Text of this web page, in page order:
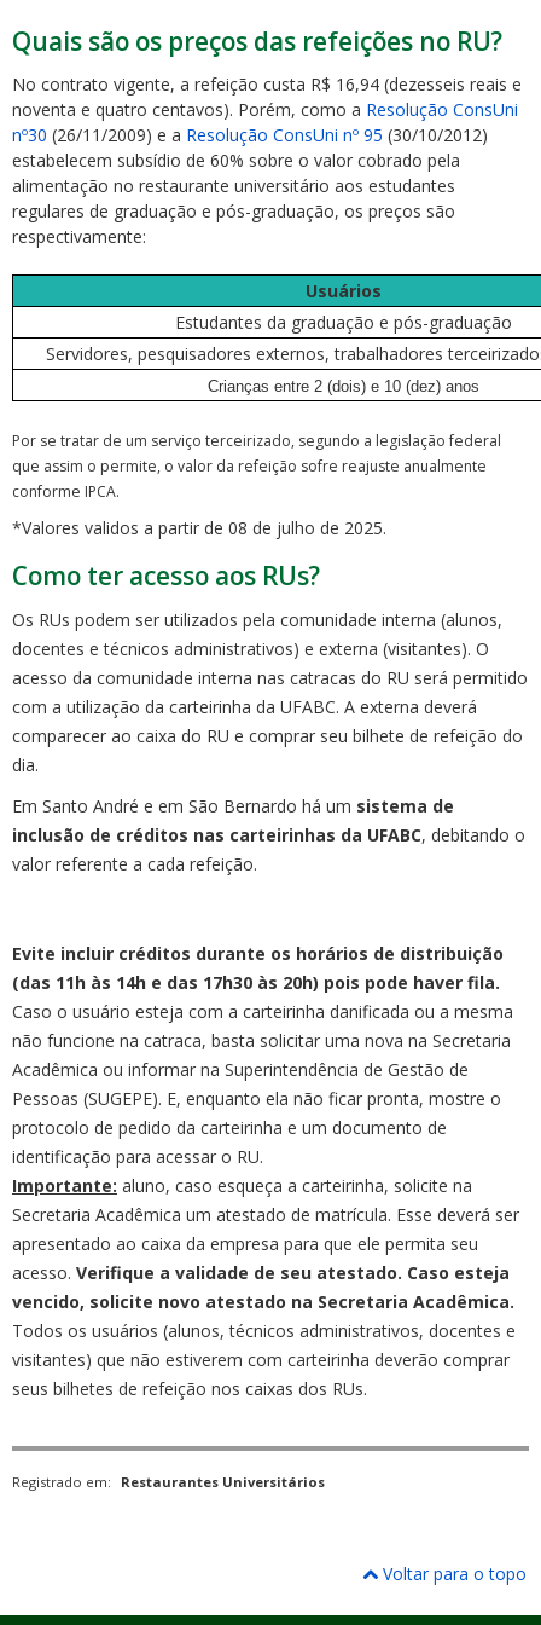
Quais são os preços das refeições no RU?
No contrato vigente, a refeição custa R$ 16,94 (dezesseis reais e
noventa e quatro centavos). Porém, como a Resolução ConsUni
nº30 (26/11/2009) e a Resolução ConsUni nº 95 (30/10/2012)
estabelecem subsídio de 60% sobre o valor cobrado pela
alimentação no restaurante universitário aos estudantes
regulares de graduação e pós-graduação, os preços são
respectivamente:
Usuários
Estudantes da graduação e pós-graduação
Servidores, pesquisadores externos, trabalhadores
Crianças entre 2 (dois) e 10 (dez) anos
Por se tratar de um serviço terceirizado, segundo a legislação federal
que assim o permite, o valor da refeição sofre reajuste anualmente
conforme IPCA.
*Valores validos a partir de 08 de julho de 2025.
Como ter acesso aos RUs?
Os RUs podem ser utilizados pela comunidade interna (alunos,
docentes e técnicos administrativos) e externa (visitantes). O
acesso da comunidade interna nas catracas do RU será permitido
com a utilização da carteirinha da UFABC. A externa deverá
comparecer ao caixa do RU e comprar seu bilhete de refeição do
dia.
Em Santo André e em São Bernardo há um sistema de
inclusão de créditos nas carteirinhas da UFABC, debitando o
valor referente a cada refeição.
Evite incluir créditos durante os horários de distribuição
(das 11h às 14h e das 17h30 às 20h) pois pode haver fila.
Caso o usuário esteja com a carteirinha danificada ou a mesma
não funcione na catraca, basta solicitar uma nova na Secretaria
Acadêmica ou informar na Superintendência de Gestão de
Pessoas (SUGEPE). E, enquanto ela não ficar pronta, mostre o
protocolo de pedido da carteirinha e um documento de
identificação para acessar o RU.
Importante: aluno, caso esqueça a carteirinha, solicite na
Secretaria Acadêmica um atestado de matrícula. Esse deverá ser
apresentado ao caixa da empresa para que ele permita seu
acesso. Verifique a validade de seu atestado. Caso esteja
vencido, solicite novo atestado na Secretaria Acadêmica.
Todos os usuários (alunos, técnicos administrativos, docentes e
visitantes) que não estiverem com carteirinha deverão comprar
seus bilhetes de refeição nos caixas dos RUs.
Registrado em: Restaurantes Universitários
Voltar para o topo